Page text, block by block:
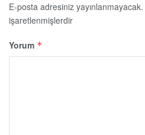
E-posta adresiniz yayınlanmayacak.
işaretlenmişlerdir
Yorum *